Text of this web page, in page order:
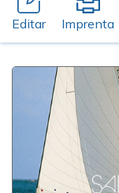
Editar Imprenta